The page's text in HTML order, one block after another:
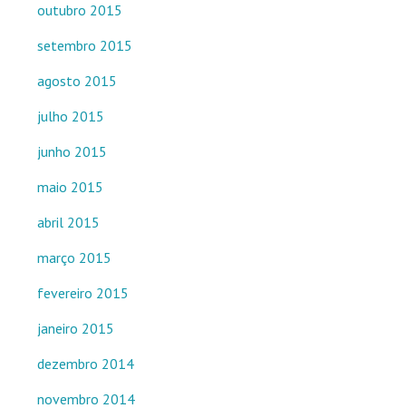
outubro 2015
setembro 2015
agosto 2015
julho 2015
junho 2015
maio 2015
abril 2015
março 2015
fevereiro 2015
janeiro 2015
dezembro 2014
novembro 2014